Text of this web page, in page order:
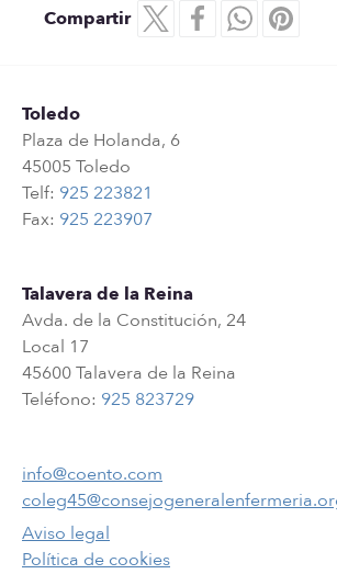
Compartir
Toledo
Plaza de Holanda, 6
45005 Toledo
Telf: 925 223821
Fax: 925 223907
Talavera de la Reina
Avda. de la Constitución, 24
Local 17
45600 Talavera de la Reina
Teléfono: 925 823729
info@coento.com
Aviso legal
Política de cookies